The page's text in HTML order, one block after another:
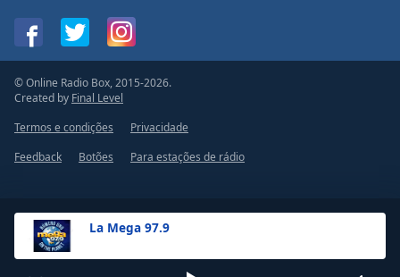
La Mega 97.9
© Online Radio Box, 2015-2026.
Created by Final Level
Termos e condições
Privacidade
Feedback
Botões Para estações de rádio